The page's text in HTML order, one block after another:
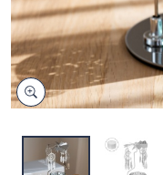
デ
バ
イ
ス
で
右
に